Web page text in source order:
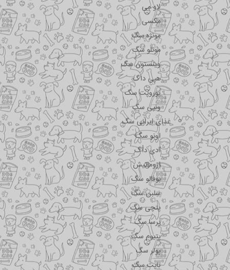
لاو می
مکسی
مونژه سگ
مونلو سگ
وینستون سگ
هپی داگ
یوروپت سگ
ونپی سگ
غذای ایرانی سگ
اونو سگ
آدی داگ
اروماتیش
بوفالو سگ
سلبن سگ
پتچی سگ
پرسا سگ
پتیوم سگ
پولر سگ
تاپت سگ